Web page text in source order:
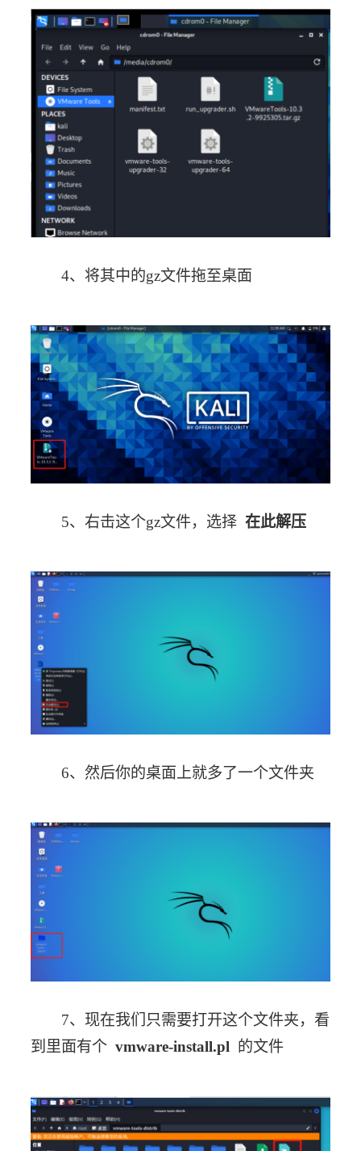
4、将其中的gz文件拖至桌面
5、右击这个gz文件，选择 在此解压
6、然后你的桌面上就多了一个文件夹
7、现在我们只需要打开这个文件夹，看
到里面有个 vmware-install.pl
  的文件